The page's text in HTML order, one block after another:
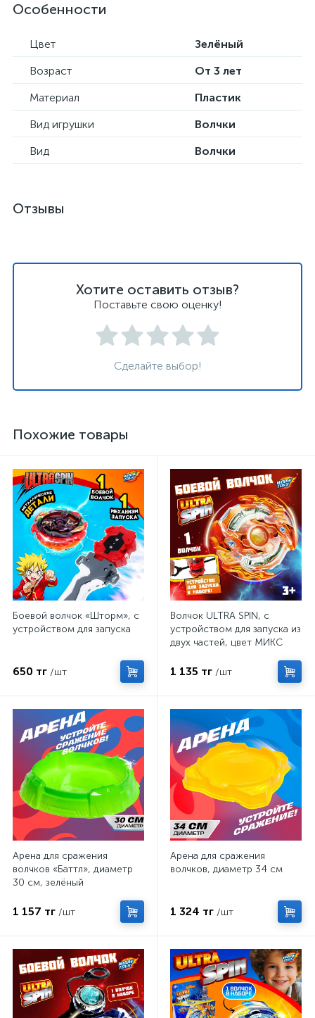
Особенности
Цвет
Зелёный
Возраст
От 3 лет
Материал
Пластик
Вид игрушки
Волчки
Вид
Волчки
Отзывы
Хотите оставить отзыв?
Поставьте свою оценку!
Сделайте выбор!
Похожие товары
Боевой волчок «Шторм», с
устройством для запуска
650 тг /шт
Волчок ULTRA SPIN, с
устройством для запуска из
двух частей, цвет МИКС
1 135 тг /шт
Арена для сражения
волчков «Баттл», диаметр
30 см, зелёный
1 157 тг /шт
Арена для сражения
волчков, диаметр 34 см
1 324 тг /шт